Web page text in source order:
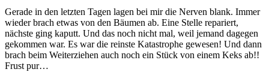
Gerade in den letzten Tagen lagen bei mir die Nerven blank. Immer
wieder brach etwas von den Bäumen ab. Eine Stelle repariert,
nächste ging kaputt. Und das noch nicht mal, weil jemand dagegen
gekommen war. Es war die reinste Katastrophe gewesen! Und dann
brach beim Weiterziehen auch noch ein Stück von einem Keks ab!!
Frust pur…